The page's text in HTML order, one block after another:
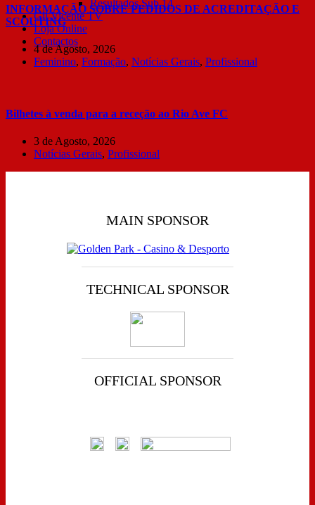
Resultados Sub 14
Gil Vicente TV
Loja Online
Contactos
INFORMAÇÃO SOBRE PEDIDOS DE ACREDITAÇÃO E
SCOUTING
4 de Agosto, 2026
Feminino, Formação, Notícias Gerais, Profissional
Bilhetes à venda para a receção ao Rio Ave FC
3 de Agosto, 2026
Notícias Gerais, Profissional
MAIN SPONSOR
TECHNICAL SPONSOR
OFFICIAL SPONSOR